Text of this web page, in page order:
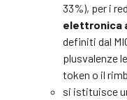
33%), per i
elettronica
definiti dal
plusvalenze
token o il
si istituisce